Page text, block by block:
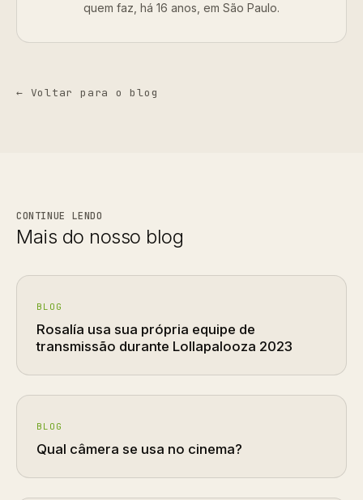
quem faz, há 16 anos, em São Paulo.
← Voltar para o blog
CONTINUE LENDO
Mais do nosso blog
BLOG
Rosalía usa sua própria equipe de
transmissão durante Lollapalooza 2023
BLOG
Qual câmera se usa no cinema?